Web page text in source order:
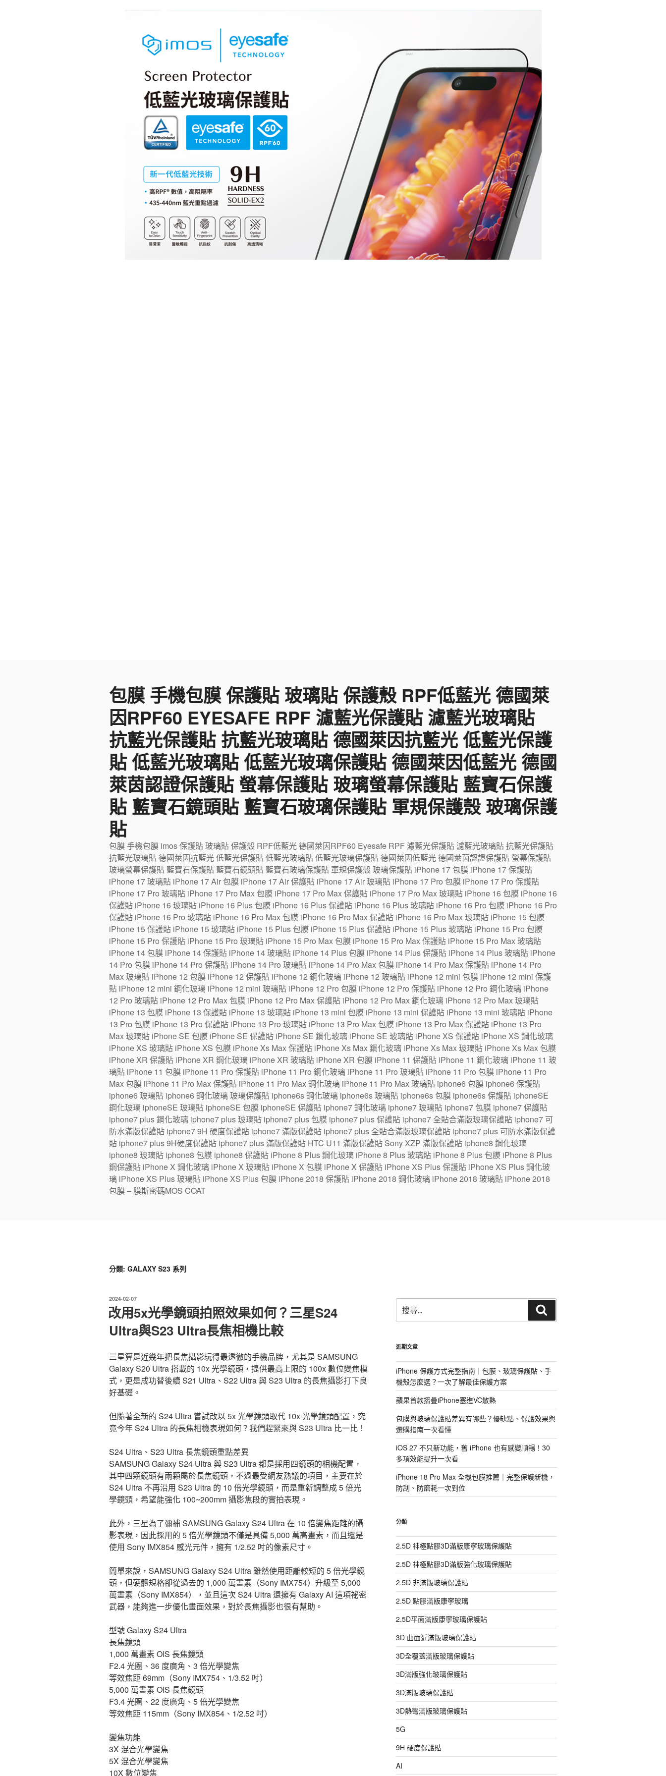
包膜 手機包膜 保護貼 玻璃貼 保護殼 RPF低藍光 德國萊
因RPF60 EYESAFE RPF 濾藍光保護貼 濾藍光玻璃貼
抗藍光保護貼 抗藍光玻璃貼 德國萊因抗藍光 低藍光保護
貼 低藍光玻璃貼 低藍光玻璃保護貼 德國萊因低藍光 德國
萊茵認證保護貼 螢幕保護貼 玻璃螢幕保護貼 藍寶石保護
貼 藍寶石鏡頭貼 藍寶石玻璃保護貼 軍規保護殼 玻璃保護
貼
包膜 手機包膜 imos 保護貼 玻璃貼 保護殼 RPF低藍光 德國萊因RPF60 Eyesafe RPF 濾藍光保護貼 濾藍光玻璃貼 抗藍光保護貼
抗藍光玻璃貼 德國萊因抗藍光 低藍光保護貼 低藍光玻璃貼 低藍光玻璃保護貼 德國萊因低藍光 德國萊茵認證保護貼 螢幕保護貼
玻璃螢幕保護貼 藍寶石保護貼 藍寶石鏡頭貼 藍寶石玻璃保護貼 軍規保護殼 玻璃保護貼 iPhone 17 包膜 iPhone 17 保護貼
iPhone 17 玻璃貼 iPhone 17 Air 包膜 iPhone 17 Air 保護貼 iPhone 17 Air 玻璃貼 iPhone 17 Pro 包膜 iPhone 17 Pro 保護貼
iPhone 17 Pro 玻璃貼 iPhone 17 Pro Max 包膜 iPhone 17 Pro Max 保護貼 iPhone 17 Pro Max 玻璃貼 iPhone 16 包膜 iPhone 16
保護貼 iPhone 16 玻璃貼 iPhone 16 Plus 包膜 iPhone 16 Plus 保護貼 iPhone 16 Plus 玻璃貼 iPhone 16 Pro 包膜 iPhone 16 Pro
保護貼 iPhone 16 Pro 玻璃貼 iPhone 16 Pro Max 包膜 iPhone 16 Pro Max 保護貼 iPhone 16 Pro Max 玻璃貼 iPhone 15 包膜
iPhone 15 保護貼 iPhone 15 玻璃貼 iPhone 15 Plus 包膜 iPhone 15 Plus 保護貼 iPhone 15 Plus 玻璃貼 iPhone 15 Pro 包膜
iPhone 15 Pro 保護貼 iPhone 15 Pro 玻璃貼 iPhone 15 Pro Max 包膜 iPhone 15 Pro Max 保護貼 iPhone 15 Pro Max 玻璃貼
iPhone 14 包膜 iPhone 14 保護貼 iPhone 14 玻璃貼 iPhone 14 Plus 包膜 iPhone 14 Plus 保護貼 iPhone 14 Plus 玻璃貼 iPhone
14 Pro 包膜 iPhone 14 Pro 保護貼 iPhone 14 Pro 玻璃貼 iPhone 14 Pro Max 包膜 iPhone 14 Pro Max 保護貼 iPhone 14 Pro
Max 玻璃貼 iPhone 12 包膜 iPhone 12 保護貼 iPhone 12 鋼化玻璃 iPhone 12 玻璃貼 iPhone 12 mini 包膜 iPhone 12 mini 保護
貼 iPhone 12 mini 鋼化玻璃 iPhone 12 mini 玻璃貼 iPhone 12 Pro 包膜 iPhone 12 Pro 保護貼 iPhone 12 Pro 鋼化玻璃 iPhone
12 Pro 玻璃貼 iPhone 12 Pro Max 包膜 iPhone 12 Pro Max 保護貼 iPhone 12 Pro Max 鋼化玻璃 iPhone 12 Pro Max 玻璃貼
iPhone 13 包膜 iPhone 13 保護貼 iPhone 13 玻璃貼 iPhone 13 mini 包膜 iPhone 13 mini 保護貼 iPhone 13 mini 玻璃貼 iPhone
13 Pro 包膜 iPhone 13 Pro 保護貼 iPhone 13 Pro 玻璃貼 iPhone 13 Pro Max 包膜 iPhone 13 Pro Max 保護貼 iPhone 13 Pro
Max 玻璃貼 iPhone SE 包膜 iPhone SE 保護貼 iPhone SE 鋼化玻璃 iPhone SE 玻璃貼 iPhone XS 保護貼 iPhone XS 鋼化玻璃
iPhone XS 玻璃貼 iPhone XS 包膜 iPhone Xs Max 保護貼 iPhone Xs Max 鋼化玻璃 iPhone Xs Max 玻璃貼 iPhone Xs Max 包膜
iPhone XR 保護貼 iPhone XR 鋼化玻璃 iPhone XR 玻璃貼 iPhone XR 包膜 iPhone 11 保護貼 iPhone 11 鋼化玻璃 iPhone 11 玻
璃貼 iPhone 11 包膜 iPhone 11 Pro 保護貼 iPhone 11 Pro 鋼化玻璃 iPhone 11 Pro 玻璃貼 iPhone 11 Pro 包膜 iPhone 11 Pro
Max 包膜 iPhone 11 Pro Max 保護貼 iPhone 11 Pro Max 鋼化玻璃 iPhone 11 Pro Max 玻璃貼 iphone6 包膜 iphone6 保護貼
iphone6 玻璃貼 iphone6 鋼化玻璃 玻璃保護貼 iphone6s 鋼化玻璃 iphone6s 玻璃貼 iphone6s 包膜 iphone6s 保護貼 iphoneSE
鋼化玻璃 iphoneSE 玻璃貼 iphoneSE 包膜 iphoneSE 保護貼 iphone7 鋼化玻璃 iphone7 玻璃貼 iphone7 包膜 iphone7 保護貼
iphone7 plus 鋼化玻璃 iphone7 plus 玻璃貼 iphone7 plus 包膜 iphone7 plus 保護貼 iphone7 全貼合滿版玻璃保護貼 iphone7 可
防水滿版保護貼 iphone7 9H 硬度保護貼 iphone7 滿版保護貼 iphone7 plus 全貼合滿版玻璃保護貼 iphone7 plus 可防水滿版保護
貼 iphone7 plus 9H硬度保護貼 iphone7 plus 滿版保護貼 HTC U11 滿版保護貼 Sony XZP 滿版保護貼 iphone8 鋼化玻璃
iphone8 玻璃貼 iphone8 包膜 iphone8 保護貼 iPhone 8 Plus 鋼化玻璃 iPhone 8 Plus 玻璃貼 iPhone 8 Plus 包膜 iPhone 8 Plus
鋼保護貼 iPhone X 鋼化玻璃 iPhone X 玻璃貼 iPhone X 包膜 iPhone X 保護貼 iPhone XS Plus 保護貼 iPhone XS Plus 鋼化玻
璃 iPhone XS Plus 玻璃貼 iPhone XS Plus 包膜 iPhone 2018 保護貼 iPhone 2018 鋼化玻璃 iPhone 2018 玻璃貼 iPhone 2018
包膜 – 膜斯密碼MOS COAT
分類: GALAXY S23 系列
發
佈
於
2024-02-07
改用5x光學鏡頭拍照效果如何？三星S24
Ultra與S23 Ultra長焦相機比較
三星算是近幾年把長焦攝影玩得最透徹的手機品牌，尤其是 SAMSUNG
Galaxy S20 Ultra 搭載的 10x 光學鏡頭，提供最高上限的 100x 數位變焦模
式，更是成功替後續 S21 Ultra、S22 Ultra 與 S23 Ultra 的長焦攝影打下良
好基礎。
但隨著全新的 S24 Ultra 嘗試改以 5x 光學鏡頭取代 10x 光學鏡頭配置，究
竟今年 S24 Ultra 的長焦相機表現如何？我們趕緊來與 S23 Ultra 比一比！
S24 Ultra、S23 Ultra 長焦鏡頭重點差異
SAMSUNG Galaxy S24 Ultra 與 S23 Ultra 都是採用四鏡頭的相機配置，
其中四顆鏡頭有兩顆屬於長焦鏡頭，不過最受網友熱議的項目，主要在於
S24 Ultra 不再沿用 S23 Ultra 的 10 倍光學鏡頭，而是重新調整成 5 倍光
學鏡頭，希望能強化 100~200mm 攝影焦段的實拍表現。
此外，三星為了彌補 SAMSUNG Galaxy S24 Ultra 在 10 倍變焦距離的攝
影表現，因此採用的 5 倍光學鏡頭不僅是具備 5,000 萬高畫素，而且還是
使用 Sony IMX854 感光元件，擁有 1/2.52 吋的像素尺寸。
簡單來說，SAMSUNG Galaxy S24 Ultra 雖然使用距離較短的 5 倍光學鏡
頭，但硬體規格卻從過去的 1,000 萬畫素（Sony IMX754）升級至 5,000
萬畫素（Sony IMX854），並且這次 S24 Ultra 還擁有 Galaxy AI 這項祕密
武器，能夠進一步優化畫面效果，對於長焦攝影也很有幫助。
型號 Galaxy S24 Ultra
長焦鏡頭
1,000 萬畫素 OIS 長焦鏡頭
F2.4 光圈、36 度廣角、3 倍光學變焦
等效焦距 69mm（Sony IMX754、1/3.52 吋）
5,000 萬畫素 OIS 長焦鏡頭
F3.4 光圈、22 度廣角、5 倍光學變焦
等效焦距 115mm（Sony IMX854、1/2.52 吋）
變焦功能
3X 混合光學變焦
5X 混合光學變焦
10X 數位變焦
尋
關
字:
尋
近期文章
iPhone 保護方式完整指南｜包膜、玻璃保護貼、手
機殼怎麼選？一次了解最佳保護方案
蘋果首款摺疊iPhone塞進VC散熱
包膜與玻璃保護貼差異有哪些？優缺點、保護效果與
選購指南一次看懂
iOS 27 不只新功能，舊 iPhone 也有感變順暢！30
多項效能提升一次看
iPhone 18 Pro Max 全機包膜推薦｜完整保護新機，
防刮、防磨耗一次到位
分類
2.5D 神極點膠3D滿版康寧玻璃保護貼
2.5D 神極點膠3D滿版強化玻璃保護貼
2.5D 非滿版玻璃保護貼
2.5D 點膠滿版康寧玻璃
2.5D平面滿版康寧玻璃保護貼
3D 曲面近滿版玻璃保護貼
3D全覆蓋滿版玻璃保護貼
3D滿版強化玻璃保護貼
3D滿版玻璃保護貼
3D熱彎滿版玻璃保護貼
5G
9H 硬度保護貼
AI